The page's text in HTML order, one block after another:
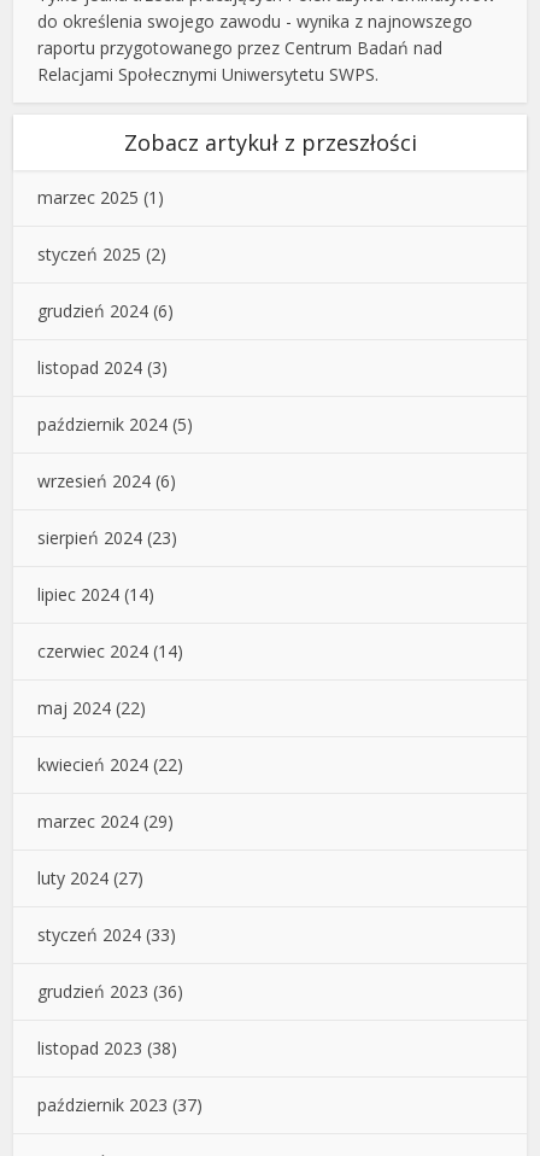
do określenia swojego zawodu - wynika z najnowszego
raportu przygotowanego przez Centrum Badań nad
Relacjami Społecznymi Uniwersytetu SWPS.
Zobacz artykuł z przeszłości
marzec 2025 (1)
styczeń 2025 (2)
grudzień 2024 (6)
listopad 2024 (3)
październik 2024 (5)
wrzesień 2024 (6)
sierpień 2024 (23)
lipiec 2024 (14)
czerwiec 2024 (14)
maj 2024 (22)
kwiecień 2024 (22)
marzec 2024 (29)
luty 2024 (27)
styczeń 2024 (33)
grudzień 2023 (36)
listopad 2023 (38)
październik 2023 (37)